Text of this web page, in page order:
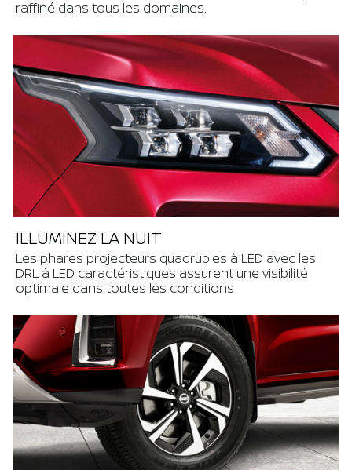
raffiné dans tous les domaines.
ILLUMINEZ LA NUIT
Les phares projecteurs quadruples à LED avec les
DRL à LED caractéristiques assurent une visibilité
optimale dans toutes les conditions